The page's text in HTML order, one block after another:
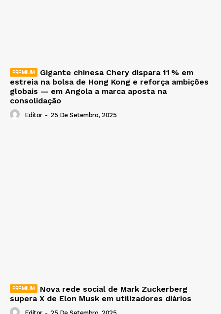
Gigante chinesa Chery dispara 11 % em
estreia na bolsa de Hong Kong e reforça ambições
globais — em Angola a marca aposta na
consolidação
Editor - 25 De Setembro, 2025
Nova rede social de Mark Zuckerberg
supera X de Elon Musk em utilizadores diários